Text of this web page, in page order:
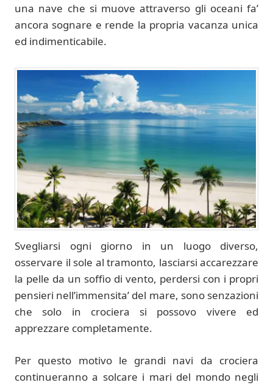
una nave che si muove attraverso gli oceani fa’
ancora sognare e rende la propria vacanza unica
ed indimenticabile.
Svegliarsi ogni giorno in un luogo diverso,
osservare il sole al tramonto, lasciarsi accarezzare
la pelle da un soffio di vento, perdersi con i propri
pensieri nell’immensita’ del mare, sono senzazioni
che solo in crociera si possovo vivere ed
apprezzare completamente.
Per questo motivo le grandi navi da crociera
continueranno a solcare i mari del mondo negli